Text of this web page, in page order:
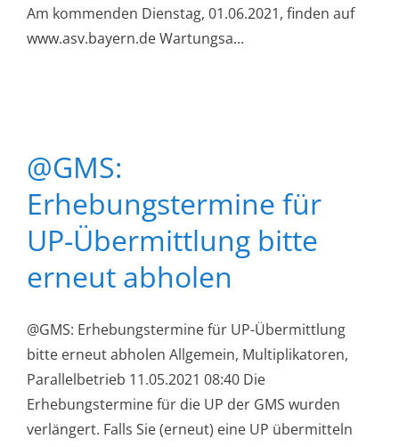
Am kommenden Dienstag, 01.06.2021, finden auf
www.asv.bayern.de Wartungsa...
@GMS:
Erhebungstermine für
UP-Übermittlung bitte
erneut abholen
@GMS: Erhebungstermine für UP-Übermittlung
bitte erneut abholen Allgemein, Multiplikatoren,
Parallelbetrieb 11.05.2021 08:40 Die
Erhebungstermine für die UP der GMS wurden
verlängert. Falls Sie (erneut) eine UP übermitteln